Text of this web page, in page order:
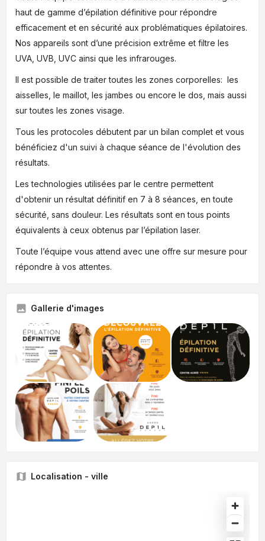
haut de gamme d’épilation définitive pour répondre
efficacement et en sécurité aux problématiques épilatoires.
Nos appareils sont d’une précision extrême et filtre les
UVA, UVB, UVC ainsi que les infrarouges.
Il est possible de traiter toutes les zones corporelles: les
aisselles, le maillot, les jambes ou encore le dos, mais aussi
sur toutes les zones visage.
Tous les protocoles débutent par un bilan complet et vous
bénéficiez d'un suivi à chaque séance de l'évolution des
résultats.
Les technologies utilisées par le centre permettent
d'obtenir un résultat définitif en 7 à 8 séances, en toute
sécurité, sans douleur. Les résultats sont en tous points
équivalents à ceux obtenus par l’épilation laser.
Toute l’équipe vous attend avec une offre sur mesure pour
répondre à vos attentes.
Gallerie d'images
Localisation - ville